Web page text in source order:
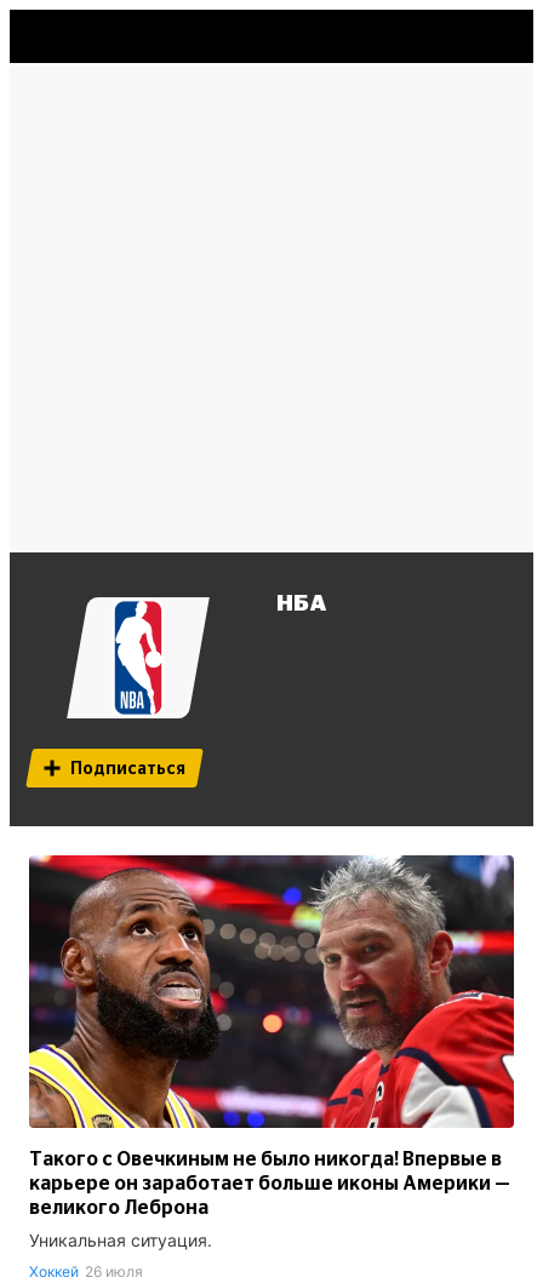
НБА
Подписаться
Такого с Овечкиным не было никогда! Впервые в
карьере он заработает больше иконы Америки —
великого Леброна
Уникальная ситуация.
Хоккей 26 июля